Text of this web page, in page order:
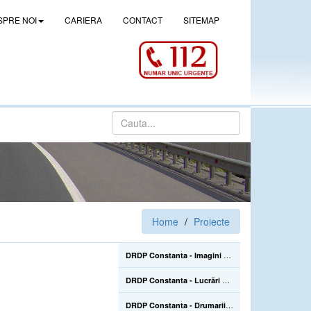
NOI CARIERA CONTACT SITEMAP
Home Proiecte
DRDP Constanta - Imagini de la lucrarile de construire a pasajului denivelat superior de la Drajna (CL), de pe DN 21, km 105+500 - 02.06.2022
DRDP Constanta - Lucrări de reparații la Podul Mangalia, pe drumul național DN 39, km 45+223-45+464 - 22.07.2020
DRDP Constanta - Drumarii Secției Autostrăzi se află pe Autostrada A2, unde efectuează în continuare înlocuirea parapetelor metalice avariate în urma accidentelor rutiere care sunt mai numeroase în sezonul estival - 22.07.2020